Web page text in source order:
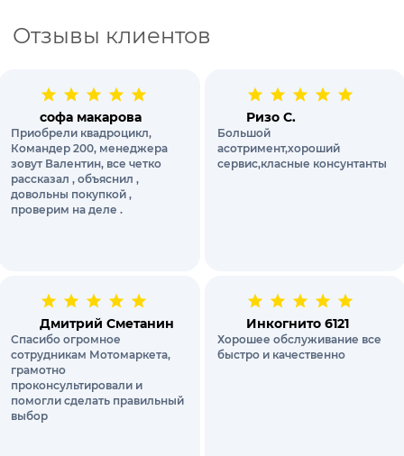
Отзывы клиентов
софа макарова
Приобрели квадроцикл,
Командер 200, менеджера
зовут Валентин, все четко
рассказал , объяснил ,
довольны покупкой ,
проверим на деле .
Ризо С.
Большой
асотримент,хороший
сервис,класные консунтанты
Дмитрий Сметанин
Спасибо огромное
сотрудникам Мотомаркета,
грамотно
проконсультировали и
помогли сделать правильный
выбор
Инкогнито 6121
Хорошее обслуживание все
быстро и качественно